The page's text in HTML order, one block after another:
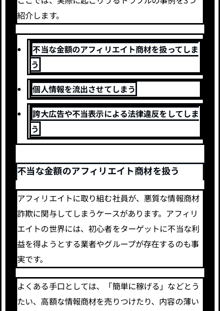
紹介します。
不当な金額のアフィリエイト商材を扱ってしま
う
個人情報を流出させてしまう
誇大広告や不当表示による法律違反をしてしま
う
不当な金額のアフィリエイト商材を扱う
アフィリエイトに取り組む社員が、悪質な情報商材
詐欺に関与してしまうケースがあります。アフィリ
エイトの世界には、初心者をターゲットに不当な利
益を得ようとする業者やグループが存在するのも事
実です。
よくある手口としては、「簡単に稼げる」などとう
たい、高額な情報商材を売りつけたり、内容の薄い